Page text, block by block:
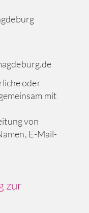
oder
mit
von
E-Mail-
zur